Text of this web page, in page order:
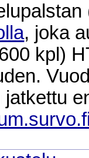
, joka
kpl)
jatkettu